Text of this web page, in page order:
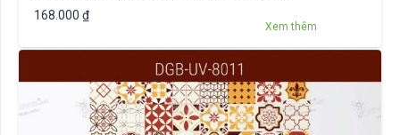
168.000 ₫
Xem thêm